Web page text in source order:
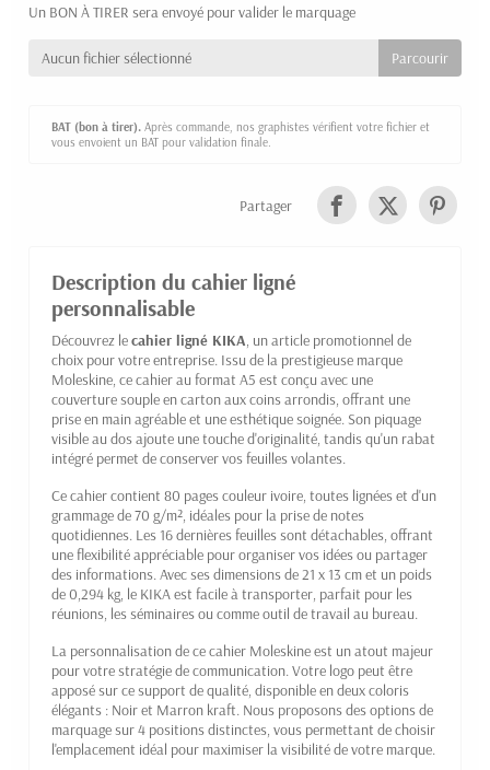
Un BON À TIRER sera envoyé pour valider le marquage
Aucun fichier sélectionné
BAT (bon à tirer). Après commande, nos graphistes vérifient votre fichier et
vous envoient un BAT pour validation finale.
Partager
Description du cahier ligné
personnalisable
Découvrez lecahier ligné KIKA, un article promotionnel de
choix pour votre entreprise. Issu de la prestigieuse marque
Moleskine, ce cahier au format A5 est conçu avec une
couverture souple en carton aux coins arrondis, offrant une
prise en main agréable et une esthétique soignée. Son piquage
visible au dos ajoute une touche d'originalité, tandis qu'un rabat
intégré permet de conserver vos feuilles volantes.
Ce cahier contient 80 pages couleur ivoire, toutes lignées et d'un
grammage de 70 g/m², idéales pour la prise de notes
quotidiennes. Les 16 dernières feuilles sont détachables, offrant
une flexibilité appréciable pour organiser vos idées ou partager
des informations. Avec ses dimensions de 21 x 13 cm et un poids
de 0,294 kg, le KIKA est facile à transporter, parfait pour les
réunions, les séminaires ou comme outil de travail au bureau.
La personnalisation de ce cahier Moleskine est un atout majeur
pour votre stratégie de communication. Votre logo peut être
apposé sur ce support de qualité, disponible en deux coloris
élégants : Noir et Marron kraft. Nous proposons des options de
marquage sur 4 positions distinctes, vous permettant de choisir
l'emplacement idéal pour maximiser la visibilité de votre marque.